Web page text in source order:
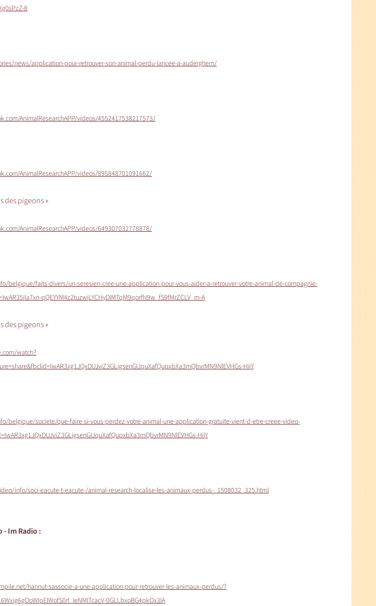
8
news/application-pour-retrouver-son-animal-perdu-lancee-a-auderghem/
AnimalResearchAPP/videos/4552417538217573/
AnimalResearchAPP/videos/895848701091662/
des pigeons »
AnimalResearchAPP/videos/649307032778878/
belgique/faits-divers/un-seresien-cree-une-application-pour-vous-aider-a-retrouver-votre-animal-de-compagnie-
qQEYYM4z2tuzwjLYCHyDIMTqM9qorfN9w_fS9fMrZCLV_m-A
des pigeons »
watch?
HijY
belgique/societe/que-faire-si-vous-perdez-votre-animal-une-application-gratuite-vient-d-etre-creee-video-
HijY
info/soci-eacute-t-eacute-/animal-research-localise-les-animaux-perdus-_1508032_325.html
- Im Radio :
hannut-sassocie-a-une-application-pour-retrouver-les-animaux-perdus/?
0GLLbxoBG4pkOx3lA